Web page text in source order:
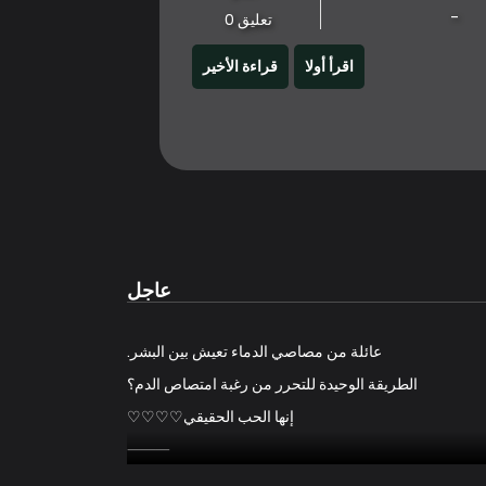
- تعليق 0
اقرأ أولا قراءة الأخير
عاجل
عائلة من مصاصي الدماء تعيش بين البشر.
الطريقة الوحيدة للتحرر من رغبة امتصاص الدم؟
إنها الحب الحقيقي♡♡♡♡
⸻